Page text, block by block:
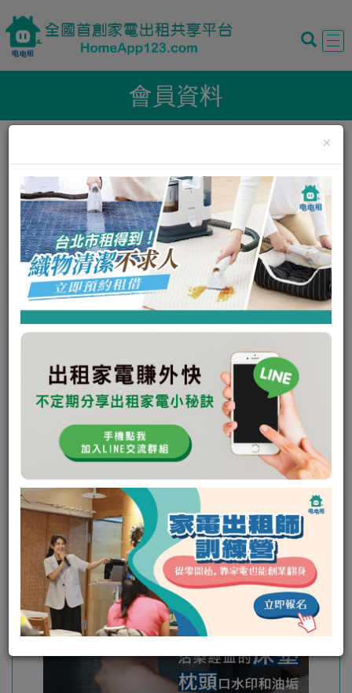
會員資料
暱稱: 仁劭
性別: 男
我的評價: 0 0
未回應次數: 1
取消次數: 0
×